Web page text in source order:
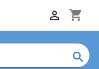
shopping_cart

